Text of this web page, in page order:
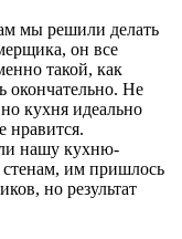
мы решили делать
он все
такой, как
окончательно. Не
кухня идеально
нравится.
нашу кухню-
им пришлось
но результат